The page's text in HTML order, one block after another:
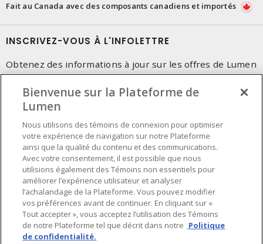
Fait au Canada avec des composants canadiens et importés
INSCRIVEZ-VOUS À L'INFOLETTRE
Obtenez des informations à jour sur les offres de Lumen
Préférences en matière de cookies
Bienvenue sur la Plateforme de
Lumen
Nous utilisons des témoins de connexion pour optimiser
votre expérience de navigation sur notre Plateforme
ainsi que la qualité du contenu et des communications.
Avec votre consentement, il est possible que nous
utilisions également des Témoins non essentiels pour
améliorer l’expérience utilisateur et analyser
l’achalandage de la Plateforme. Vous pouvez modifier
vos préférences avant de continuer. En cliquant sur «
Tout accepter », vous acceptez l’utilisation des Témoins
de notre Plateforme tel que décrit dans notre Politique
de confidentialité.